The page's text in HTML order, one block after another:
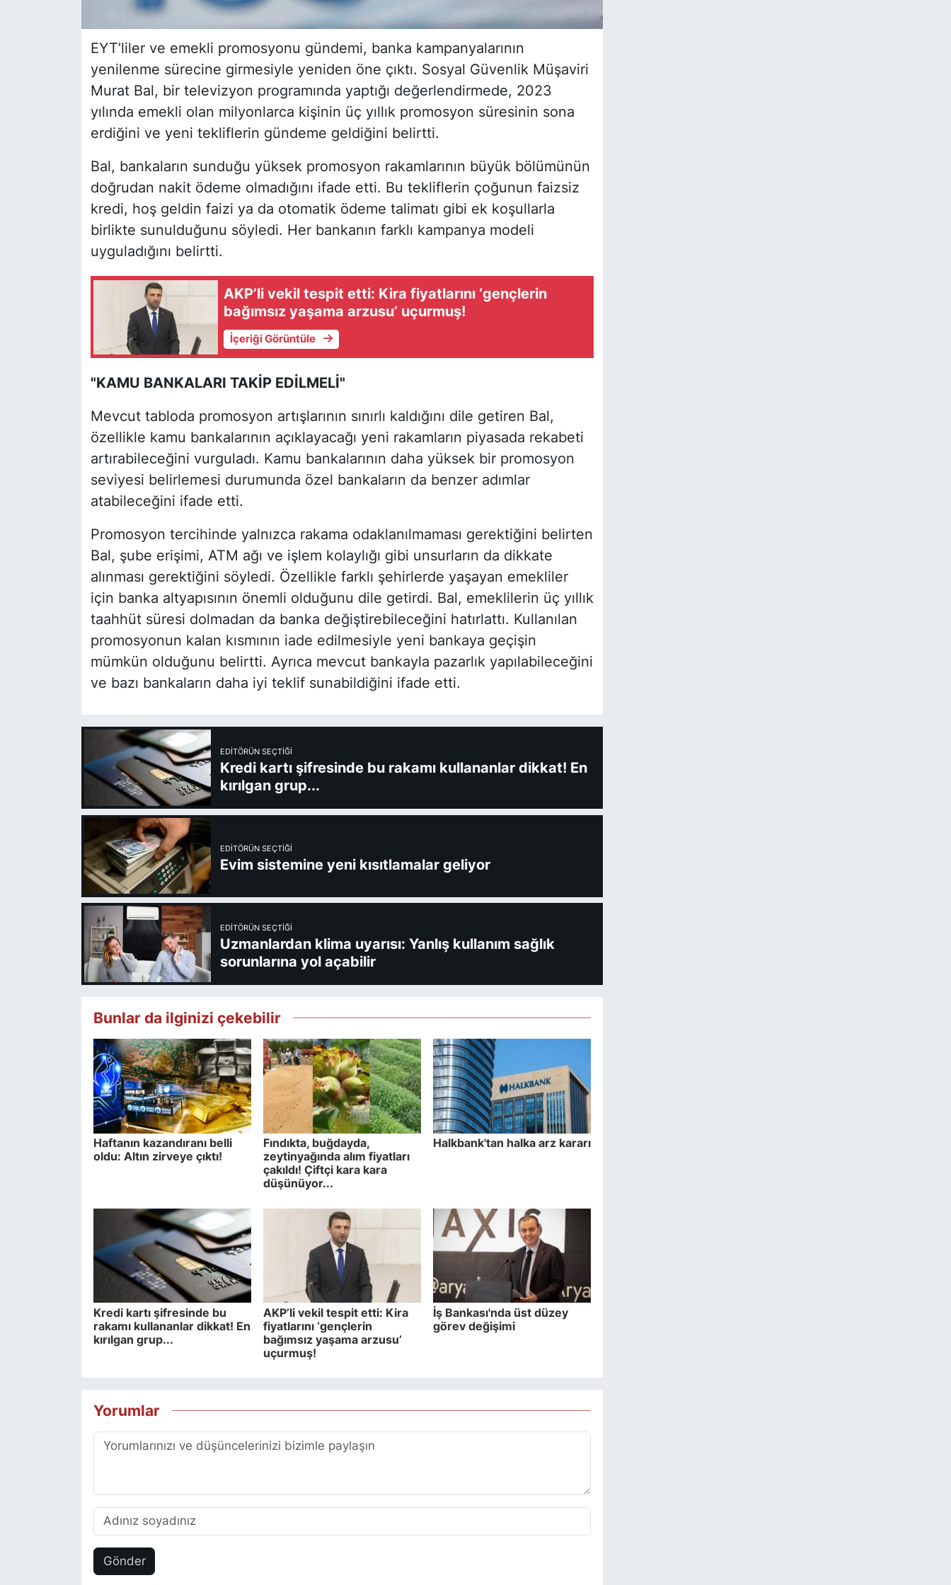
EYT’liler ve emekli promosyonu gündemi, banka kampanyalarının
yenilenme sürecine girmesiyle yeniden öne çıktı. Sosyal Güvenlik Müşaviri
Murat Bal, bir televizyon programında yaptığı değerlendirmede, 2023
yılında emekli olan milyonlarca kişinin üç yıllık promosyon süresinin sona
erdiğini ve yeni tekliflerin gündeme geldiğini belirtti.
Bal, bankaların sunduğu yüksek promosyon rakamlarının büyük bölümünün
doğrudan nakit ödeme olmadığını ifade etti. Bu tekliflerin çoğunun faizsiz
kredi, hoş geldin faizi ya da otomatik ödeme talimatı gibi ek koşullarla
birlikte sunulduğunu söyledi. Her bankanın farklı kampanya modeli
uyguladığını belirtti.
AKP’li vekil tespit etti: Kira fiyatlarını ‘gençlerin
bağımsız yaşama arzusu’ uçurmuş!
İçeriği Görüntüle
"KAMU BANKALARI TAKİP EDİLMELİ"
Mevcut tabloda promosyon artışlarının sınırlı kaldığını dile getiren Bal,
özellikle kamu bankalarının açıklayacağı yeni rakamların piyasada rekabeti
artırabileceğini vurguladı. Kamu bankalarının daha yüksek bir promosyon
seviyesi belirlemesi durumunda özel bankaların da benzer adımlar
atabileceğini ifade etti.
Promosyon tercihinde yalnızca rakama odaklanılmaması gerektiğini belirten
Bal, şube erişimi, ATM ağı ve işlem kolaylığı gibi unsurların da dikkate
alınması gerektiğini söyledi. Özellikle farklı şehirlerde yaşayan emekliler
için banka altyapısının önemli olduğunu dile getirdi. Bal, emeklilerin üç yıllık
taahhüt süresi dolmadan da banka değiştirebileceğini hatırlattı. Kullanılan
promosyonun kalan kısmının iade edilmesiyle yeni bankaya geçişin
mümkün olduğunu belirtti. Ayrıca mevcut bankayla pazarlık yapılabileceğini
ve bazı bankaların daha iyi teklif sunabildiğini ifade etti.
EDITÖRÜN SEÇTIĞI
Kredi kartı şifresinde bu rakamı kullananlar dikkat! En
kırılgan grup...
EDITÖRÜN SEÇTIĞI
Evim sistemine yeni kısıtlamalar geliyor
EDITÖRÜN SEÇTIĞI
Uzmanlardan klima uyarısı: Yanlış kullanım sağlık
sorunlarına yol açabilir
Bunlar da ilginizi çekebilir
Haftanın kazandıranı belli
oldu: Altın zirveye çıktı!
Fındıkta, buğdayda,
zeytinyağında alım fiyatları
çakıldı! Çiftçi kara kara
düşünüyor...
Halkbank'tan halka arz kararı
Kredi kartı şifresinde bu
rakamı kullananlar dikkat! En
kırılgan grup...
AKP’li vekil tespit etti: Kira
fiyatlarını ‘gençlerin
bağımsız yaşama arzusu’
uçurmuş!
İş Bankası'nda üst düzey
görev değişimi
Yorumlar
Gönder